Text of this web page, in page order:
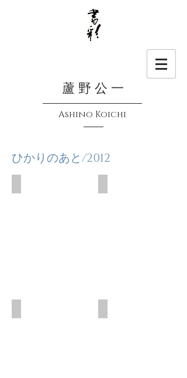
蘆 野 公 一
Ashino Koichi
ひかりのあと/2012